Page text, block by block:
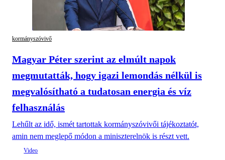
kormányszóvivő
Magyar Péter szerint az elmúlt napok
megmutatták, hogy igazi lemondás nélkül is
megvalósítható a tudatosan energia és víz
felhasználás
Lehűlt az idő, ismét tartottak kormányszóvivői tájékoztatót,
amin nem meglepő módon a miniszterelnök is részt vett.